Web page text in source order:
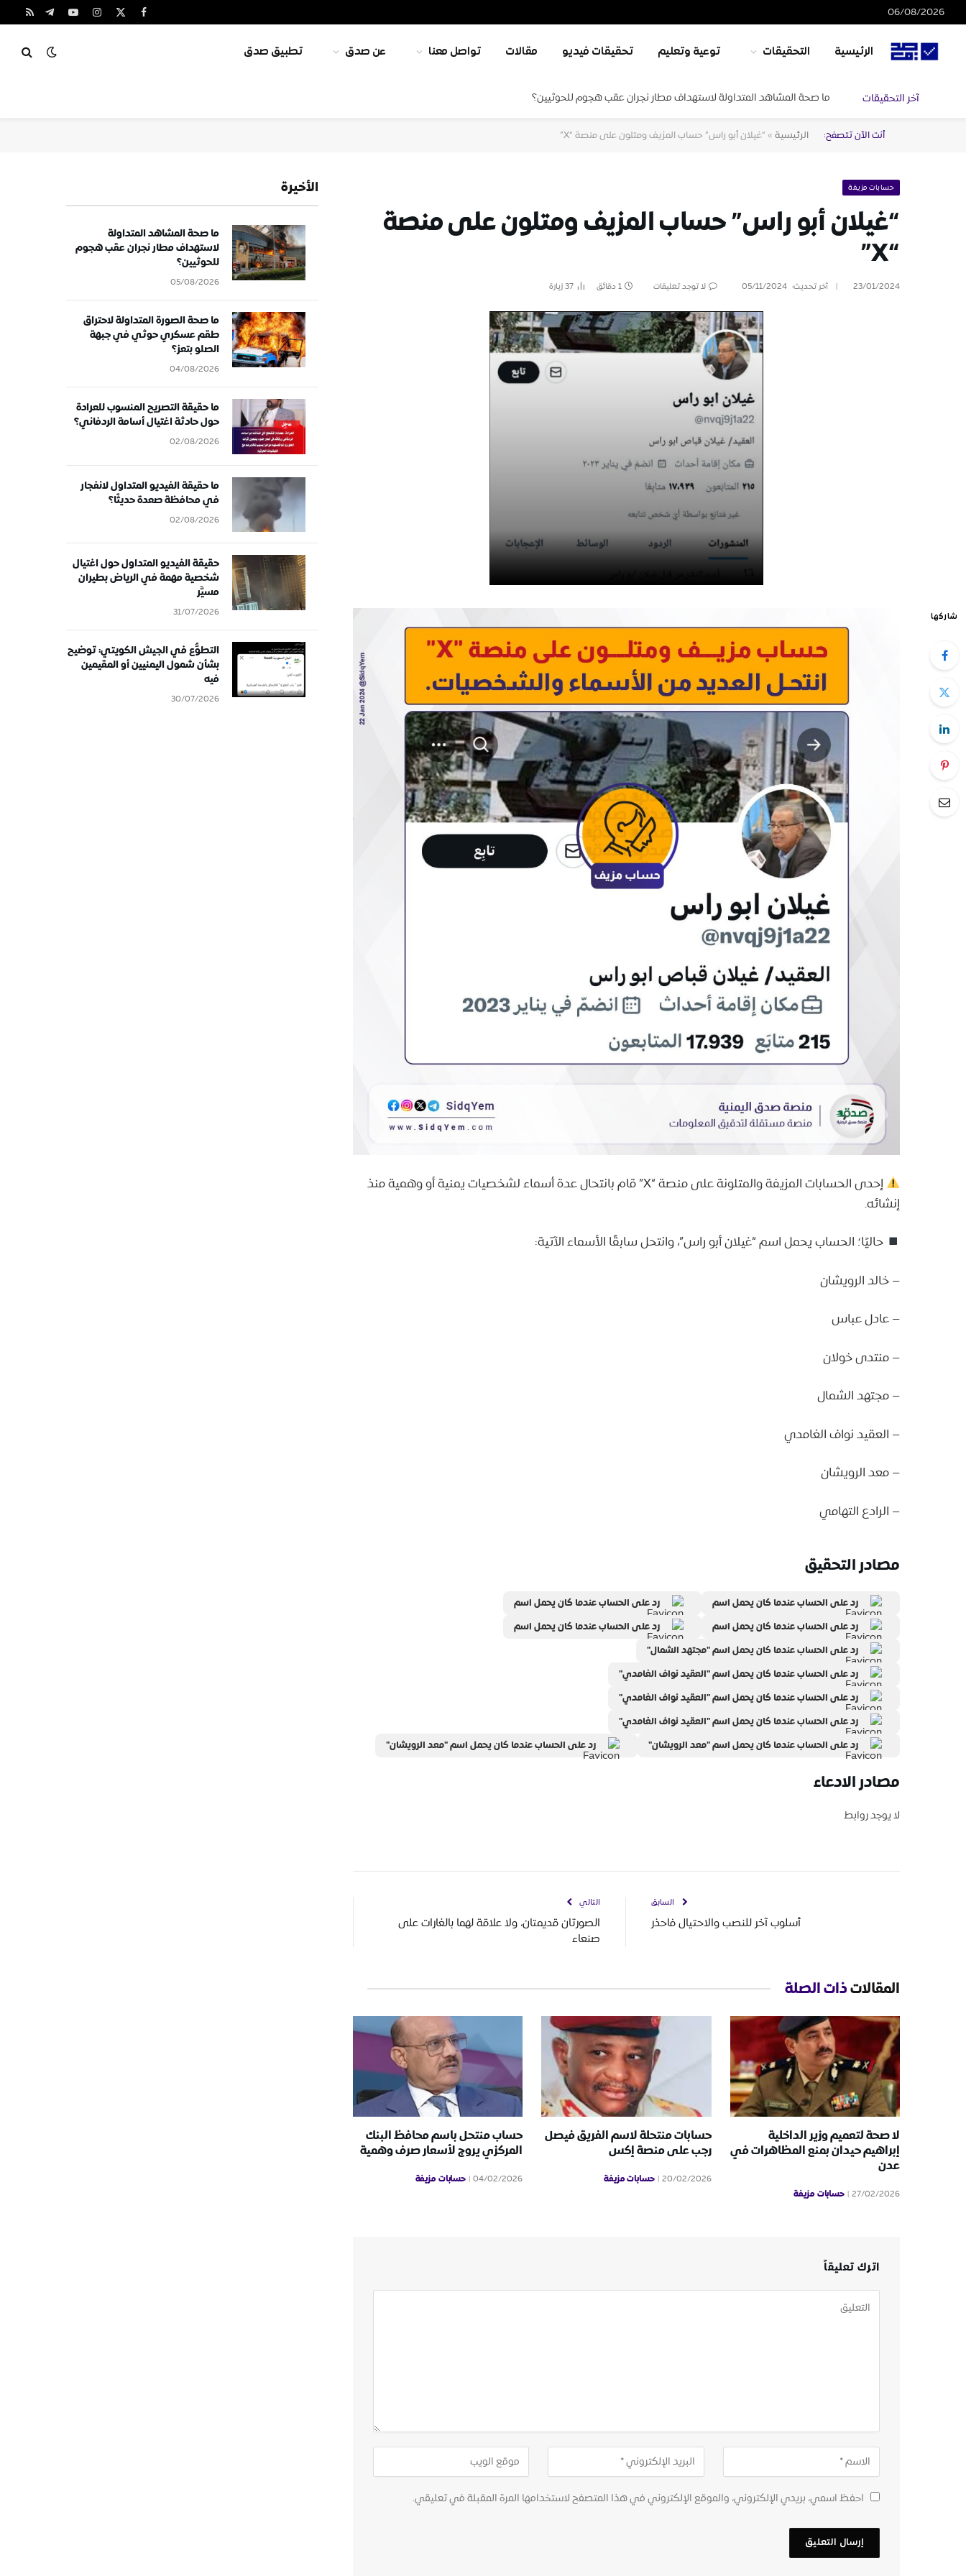
06/08/2026 فيسبوك
X
الانستغراميوتيوبتيلقرامRSS
الرئيسية التحقيقات توعية وتعليم تحقيقات فيديو مقالات تواصل معنا عن صدق تطبيق صدق
آخر التحقيقات ما صحة المشاهد المتداولة لاستهداف مطار نجران عقب هجوم للحوثيين؟
أنت الآن تتصفح: الرئيسية» “غيلان أبو راس” حساب المزيف ومتلون على منصة “X”
حسابات مزيفة
“غيلان أبو راس” حساب المزيف ومتلون على منصة
“X”
23/01/2024 آخر تحديث: 05/11/2024 لا توجد تعليقات 1 دقائق 37زيارة
شاركها
إحدى الحسابات المزيفة والمتلونة على منصة “X” قام بانتحال عدة أسماء لشخصيات يمنية أو وهمية منذ
إنشائه.
حاليًا؛ الحساب يحمل اسم “غيلان أبو راس”، وانتحل سابقًا الأسماء الآتية:
– خالد الرويشان
– عادل عباس
– منتدى خولان
– مجتهد الشمال
– العقيد نواف الغامدي
– معد الرويشان
– الرادع التهامي
مصادر التحقيق
رد على الحساب عندما كان يحمل اسم
رد على الحساب عندما كان يحمل اسم
رد على الحساب عندما كان يحمل اسم
رد على الحساب عندما كان يحمل اسم
رد على الحساب عندما كان يحمل اسم "مجتهد الشمال"
رد على الحساب عندما كان يحمل اسم "العقيد نواف الغامدي"
رد على الحساب عندما كان يحمل اسم "العقيد نواف الغامدي"
رد على الحساب عندما كان يحمل اسم "العقيد نواف الغامدي"
رد على الحساب عندما كان يحمل اسم "معد الرويشان"
رد على الحساب عندما كان يحمل اسم "معد الرويشان"
مصادر الادعاء
لا يوجد روابط
السابق
أسلوب آخر للنصب والاحتيال فاحذر
التالي
الصورتان قديمتان، ولا علاقة لهما بالغارات على
صنعاء
المقالاتذات الصلة
لا صحة لتعميم وزير الداخلية
إبراهيم حيدان بمنع المظاهرات في
عدن
27/02/2026 حسابات مزيفة
حسابات منتحلة لاسم الفريق فيصل
رجب على منصة إكس
20/02/2026 حسابات مزيفة
حساب منتحل باسم محافظ البنك
المركزي يروج لأسعار صرف وهمية
04/02/2026 حسابات مزيفة
اترك تعليقاً
احفظ اسمي، بريدي الإلكتروني، والموقع الإلكتروني في هذا المتصفح لاستخدامها المرة المقبلة في تعليقي.
الأخيرة
ما صحة المشاهد المتداولة
لاستهداف مطار نجران عقب هجوم
للحوثيين؟
05/08/2026
ما صحة الصورة المتداولة لاحتراق
طقم عسكري حوثي في جبهة
الصلو بتعز؟
04/08/2026
ما حقيقة التصريح المنسوب للعرادة
حول حادثة اغتيال أسامة الردفاني؟
02/08/2026
ما حقيقة الفيديو المتداول لانفجار
في محافظة صعدة حديثًا؟
02/08/2026
حقيقة الفيديو المتداول حول اغتيال
شخصية مهمة في الرياض بطيران
مسيَّر
31/07/2026
التطوُّع في الجيش الكويتي: توضيح
بشأن شمول اليمنيين أو المقيمين
فيه
30/07/2026